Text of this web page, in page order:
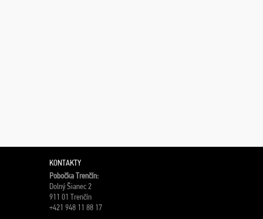
KONTAKTY
Pobočka Trenčín:
Dolný Šianec 2
911 01 Trenčín
+421 948 11 88 17